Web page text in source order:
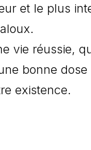
et le plus
vie réussie,
bonne dose
existence.